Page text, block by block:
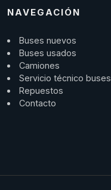
NAVEGACIÓN
Buses nuevos
Buses usados
Camiones
Servicio técnico buses
Repuestos
Contacto